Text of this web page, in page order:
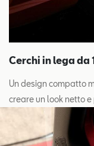
Cerchi in lega da
Un design compatto
creare un look netto